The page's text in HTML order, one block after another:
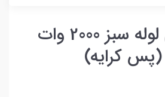
دستگاه جوش لوله سبز 2000 وات